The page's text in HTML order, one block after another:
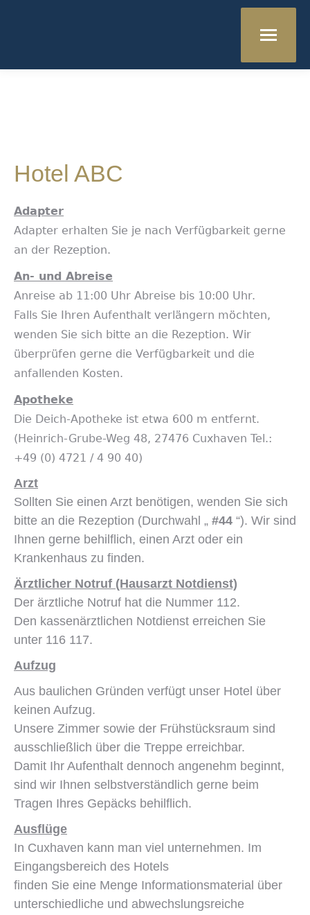
Hotel ABC
Adapter
Adapter erhalten Sie je nach Verfügbarkeit gerne
an der Rezeption.
An- und Abreise
Anreise ab 11:00 Uhr Abreise bis 10:00 Uhr.
Falls Sie Ihren Aufenthalt verlängern möchten,
wenden Sie sich bitte an die Rezeption. Wir
überprüfen gerne die Verfügbarkeit und die
anfallenden Kosten.
Apotheke
Die Deich-Apotheke ist etwa 600 m entfernt.
(Heinrich-Grube-Weg 48, 27476 Cuxhaven Tel.:
+49 (0) 4721 / 4 90 40)
Arzt
Sollten Sie einen Arzt benötigen, wenden Sie sich
bitte an die Rezeption (Durchwahl „ #44 “). Wir sind
Ihnen gerne behilflich, einen Arzt oder ein
Krankenhaus zu finden.
Ärztlicher Notruf (Hausarzt Notdienst)
Der ärztliche Notruf hat die Nummer 112.
Den kassenärztlichen Notdienst erreichen Sie
unter 116 117.
Aufzug
Aus baulichen Gründen verfügt unser Hotel über
keinen Aufzug.
Unsere Zimmer sowie der Frühstücksraum sind
ausschließlich über die Treppe erreichbar.
Damit Ihr Aufenthalt dennoch angenehm beginnt,
sind wir Ihnen selbstverständlich gerne beim
Tragen Ihres Gepäcks behilflich.
Ausflüge
In Cuxhaven kann man viel unternehmen. Im
Eingangsbereich des Hotels
finden Sie eine Menge Informationsmaterial über
unterschiedliche und abwechslungsreiche